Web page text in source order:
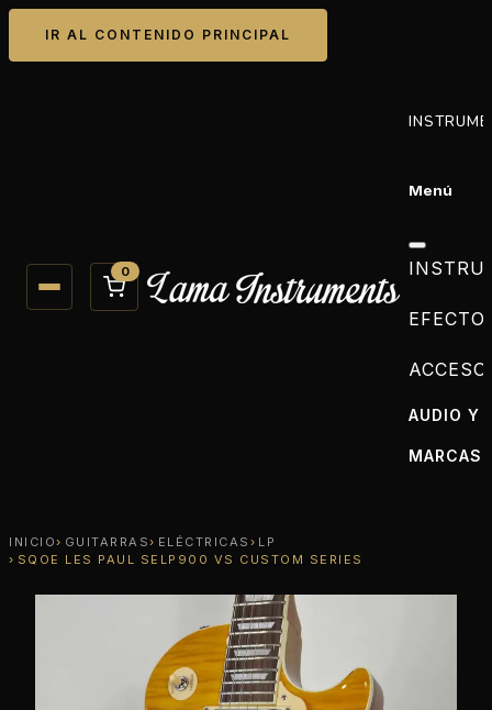
IR AL CONTENIDO PRINCIPAL
0
Menú
AUDIO Y
MARCAS
INICIO GUITARRAS ELÉCTRICAS
LP
SQOE LES PAUL SELP900 VS CUSTOM SERIES